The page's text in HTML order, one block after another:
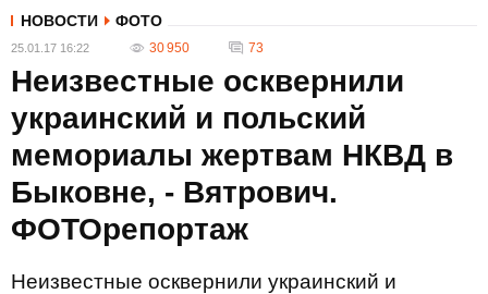
НОВОСТИ ФОТО
25.01.17 16:22 30 950 73
Неизвестные осквернили
украинский и польский
мемориалы жертвам НКВД в
Быковне, - Вятрович.
ФОТОрепортаж
Неизвестные осквернили украинский и